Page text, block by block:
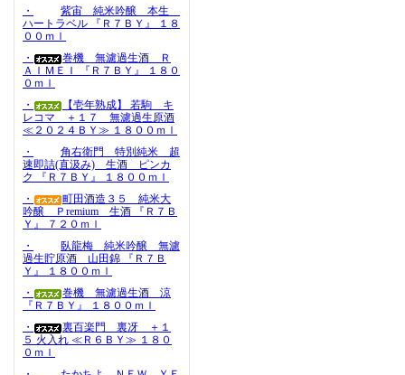
・
紫宙 純米吟醸 本生
ハートラベル 『Ｒ７ＢＹ』 １８
００ｍｌ
・
巻機 無濾過生酒 Ｒ
ＡＩＭＥＩ 『Ｒ７ＢＹ』 １８０
０ｍｌ
・
【壱年熟成】 若駒 キ
レコマ ＋１７ 無濾過生原酒
≪２０２４ＢＹ≫ １８００ｍｌ
・
角右衛門 特別純米 超
速即詰(直汲み) 生酒 ピンカ
ク 『Ｒ７ＢＹ』 １８００ｍｌ
・
町田酒造３５ 純米大
吟醸 Ｐremium 生酒 『Ｒ７Ｂ
Ｙ』 ７２０ｍｌ
・
臥龍梅 純米吟醸 無濾
過生貯原酒 山田錦 『Ｒ７Ｂ
Ｙ』 １８００ｍｌ
・
巻機 無濾過生酒 涼
『Ｒ７ＢＹ』 １８００ｍｌ
・
裏百楽門 裏冴 ＋１
５ 火入れ ≪Ｒ６ＢＹ≫ １８０
０ｍｌ